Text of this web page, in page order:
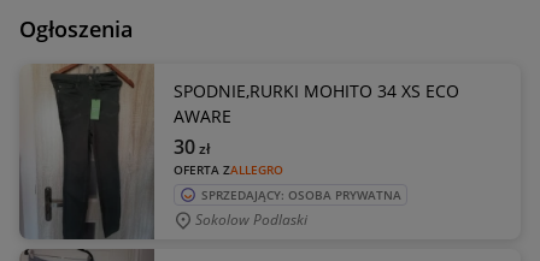
Ogłoszenia
SPODNIE,RURKI MOHITO 34 XS ECO
AWARE
OFERTA ZALLEGRO
30zł
SPRZEDAJĄCY: OSOBA PRYWATNA
Sokolow Podlaski